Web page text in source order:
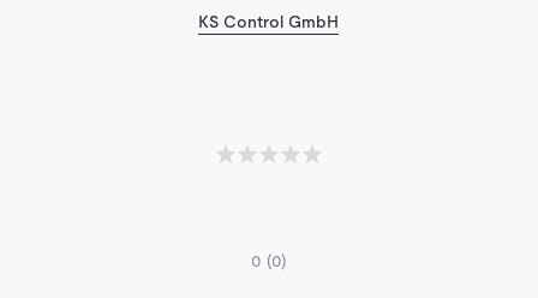
KS Control GmbH
0 (0)